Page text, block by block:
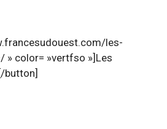
les-
» color= »vertfso »]Les
button]